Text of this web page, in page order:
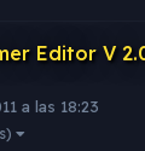
Editor V
a las 18:23